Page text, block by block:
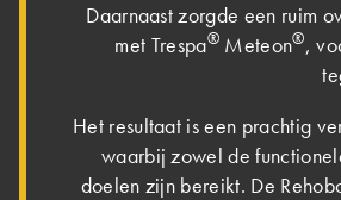
Daarnaast zorgde een ruim
met Trespa® Meteon®,
Het resultaat is een prachtig
waarbij zowel de
doelen zijn bereikt. De